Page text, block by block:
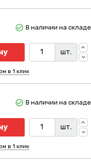
Количество
шт.
В наличии на складе
в 1 клик
Количество
шт.
В наличии на складе
в 1 клик